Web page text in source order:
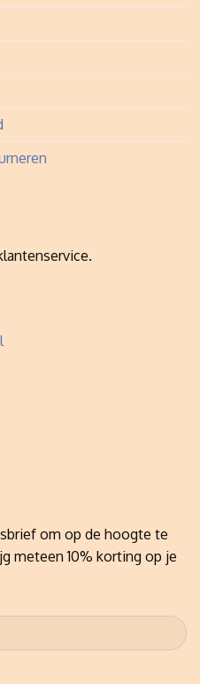
om op de hoogte te
meteen 10% korting op je